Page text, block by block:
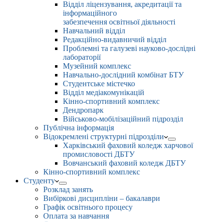
Відділ ліцензування, акредитації та
інформаційного
забезпечення освітньої діяльності
Навчальний відділ
Редакційно-видавничий відділ
Проблемні та галузеві науково-дослідні
лабораторії
Музейний комплекс
Навчально-дослідний комбінат БТУ
Студентське містечко
Відділ медіакомунікацій
Кінно-спортивний комплекс
Дендропарк
Військово-мобілізаційний підрозділ
Публічна інформація
Відокремлені структурні підрозділи
Харківський фаховий коледж харчової
промисловості ДБТУ
Вовчанський фаховий коледж ДБТУ
Кінно-спортивний комплекс
Студенту
Розклад занять
Вибіркові дисципліни – бакалаври
Графік освітнього процесу
Оплата за навчання